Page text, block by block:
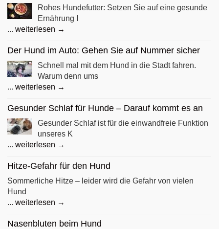
Rohes Hundefutter: Setzen Sie auf eine gesunde
Ernährung I
... weiterlesen →
Der Hund im Auto: Gehen Sie auf Nummer sicher
Schnell mal mit dem Hund in die Stadt fahren.
Warum denn ums
... weiterlesen →
Gesunder Schlaf für Hunde – Darauf kommt es an
Gesunder Schlaf ist für die einwandfreie Funktion
unseres K
... weiterlesen →
Hitze-Gefahr für den Hund
Sommerliche Hitze – leider wird die Gefahr von vielen
Hund
... weiterlesen →
Nasenbluten beim Hund